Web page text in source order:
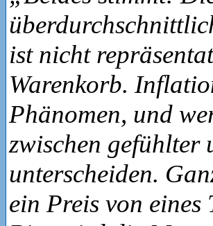
ist nicht
Warenkorb.
Phänomen, und
zwischen
unterscheiden.
ein Preis von